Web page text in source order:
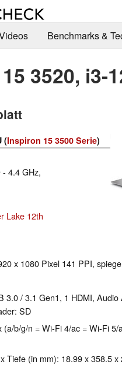
Benchmarks &
3520, i3-
(Inspiron 15 3500 Serie)
4.4 GHz,
Lake 12th
x 1080 Pixel 141 PPI,
3.0 / 3.1 Gen1, 1 HDMI, Audio
SD
(a/b/g/n = Wi-Fi 4/ac = Wi-Fi 5/
Tiefe (in mm): 18.99 x 358.5 x